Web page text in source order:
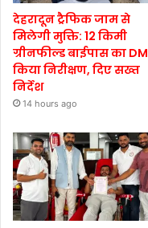
देहरादून ट्रैफिक जाम से
मिलेगी मुक्ति: 12 किमी
ग्रीनफील्ड बाईपास का
किया निरीक्षण, दिए सख्त
निर्देश
14 hours ago